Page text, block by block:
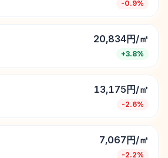
-0.9%
20,834円/㎡
+3.8%
13,175円/㎡
-2.6%
7,067円/㎡
-2.2%